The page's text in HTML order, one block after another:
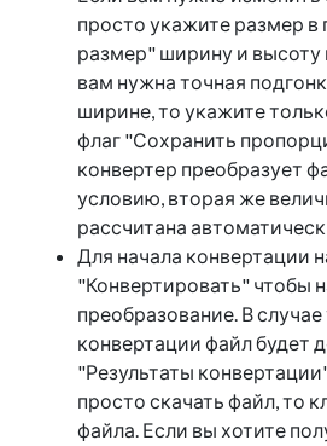
просто укажите размер в
размер" ширину и высоту
вам нужна точная
ширине, то укажите
флаг "Сохранить
конвертер преобразует
условию, вторая же
рассчитана
Для начала конвертации
"Конвертировать" чтобы
преобразование. В
конвертации файл будет
"Результаты
просто скачать файл, то
файла. Если вы хотите